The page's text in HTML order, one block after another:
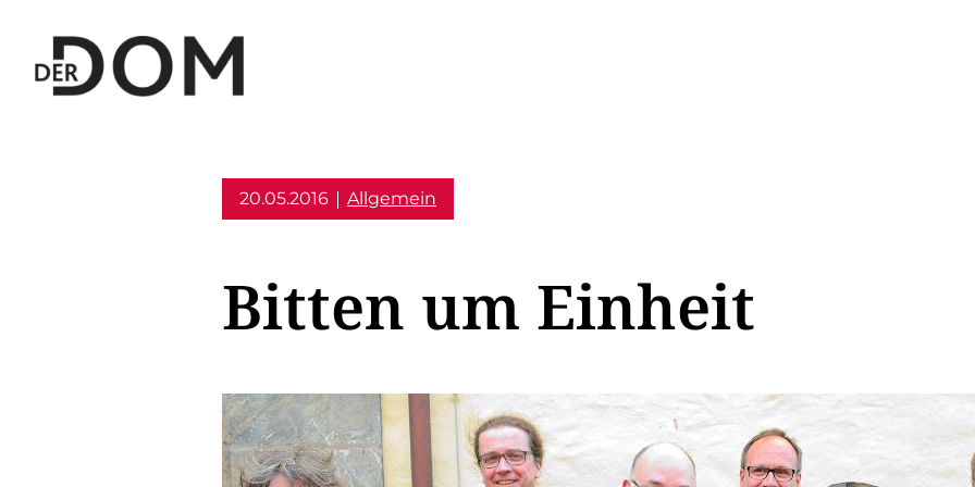
20.05.2016 Allgemein
Bitten um Einheit